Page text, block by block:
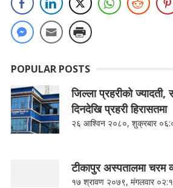
POPULAR POSTS
जिल्ला प्रहरीको ज्यादती,
दिनदेखि प्रहरी हिरासतमा
२६ आश्विन २०८०, शुक्रबार
टीकापुर अस्पतालमा चरम
१७ श्रावण २०७९, मंगलवार